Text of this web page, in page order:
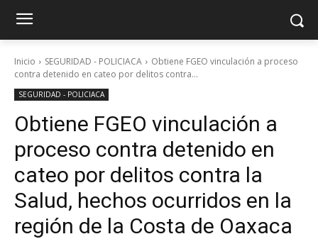
Inicio SEGURIDAD - POLICIACA
Obtiene FGEO vinculación a proceso
contra detenido en cateo por delitos contra...
SEGURIDAD - POLICIACA
Obtiene FGEO vinculación a
proceso contra detenido en
cateo por delitos contra la
Salud, hechos ocurridos en la
región de la Costa de Oaxaca